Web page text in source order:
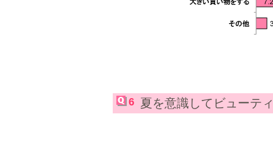
6 夏を意識してビューテ